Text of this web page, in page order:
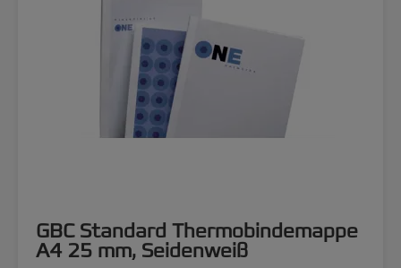
GBC Standard Thermobindemappe
A4 25 mm, Seidenweiß